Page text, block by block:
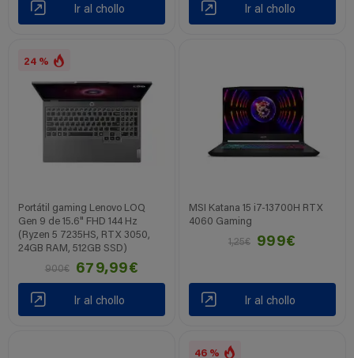
Ir al chollo Ir al chollo
24 %
Portátil gaming Lenovo LOQ
Gen 9 de 15.6" FHD 144 Hz
(Ryzen 5 7235HS, RTX 3050,
24GB RAM, 512GB SSD)
900€
679,99€
Ir al chollo
MSI Katana 15 i7-13700H RTX
4060 Gaming
1,25€
999€
Ir al chollo
46 %